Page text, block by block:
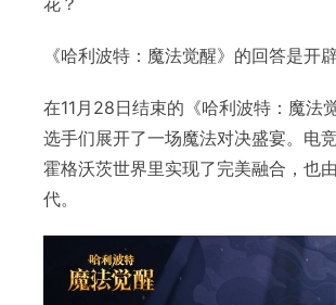
《哈利波特：魔法觉醒》的回答是
在11月28日结束的《哈利波特：魔
选手们展开了一场魔法对决盛宴。电
霍格沃茨世界里实现了完美融合，也
代。